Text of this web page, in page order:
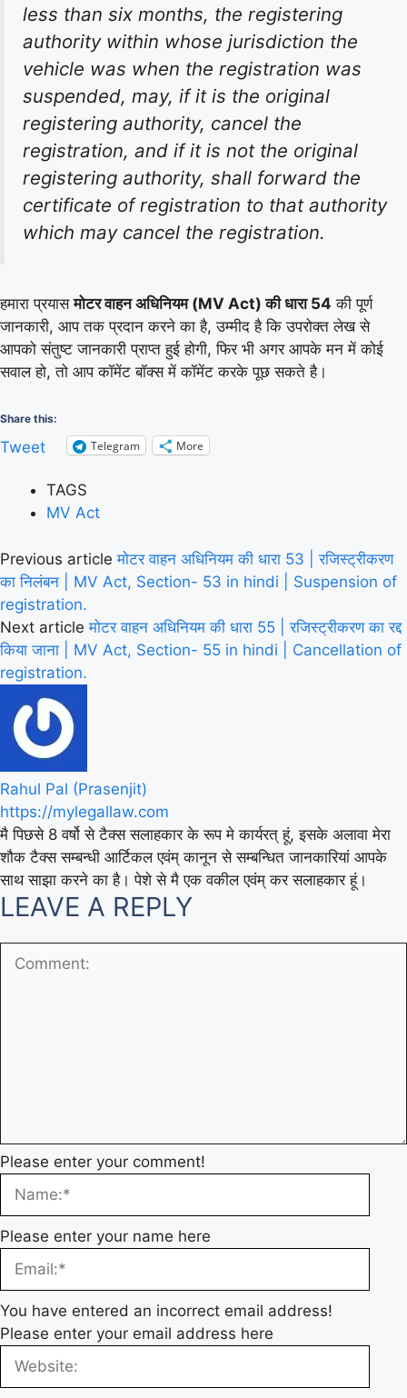
less than six months, the registering
authority within whose jurisdiction the
vehicle was when the registration was
suspended, may, if it is the original
registering authority, cancel the
registration, and if it is not the original
registering authority, shall forward the
certificate of registration to that authority
which may cancel the registration.
हमारा प्रयासमोटर वाहन अधिनियम (MV Act) की धारा 54 की पूर्ण
जानकारी, आप तक प्रदान करने का है, उम्मीद है कि उपरोक्त लेख से
आपको संतुष्ट जानकारी प्राप्त हुई होगी, फिर भी अगर आपके मन में कोई
सवाल हो, तो आप कॉमेंट बॉक्स में कॉमेंट करके पूछ सकते है।
Share this:
Tweet Telegram More
TAGS
MV Act
Previous article मोटर वाहन अधिनियम की धारा 53 | रजिस्ट्रीकरण
का निलंबन | MV Act, Section- 53 in hindi | Suspension of
registration.
Next article मोटर वाहन अधिनियम की धारा 55 | रजिस्ट्रीकरण का रद्द
किया जाना | MV Act, Section- 55 in hindi | Cancellation of
registration.
Rahul Pal (Prasenjit)
https://mylegallaw.com
मै पिछसे 8 वर्षो से टैक्स सलाहकार के रूप मे कार्यरत् हूं, इसके अलावा मेरा
शौक टैक्स सम्बन्धी आर्टिकल एवंम् कानून से सम्बन्धित जानकारियां आपके
साथ साझा करने का है। पेशे से मै एक वकील एवंम् कर सलाहकार हूं।
LEAVE A REPLY
Please enter your comment!
Please enter your name here
You have entered an incorrect email address!
Please enter your email address here